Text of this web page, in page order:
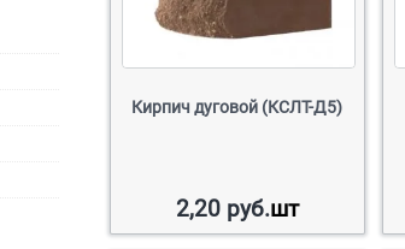
Кирпич дуговой (КСЛТ-Д5)
2,20 руб.шт